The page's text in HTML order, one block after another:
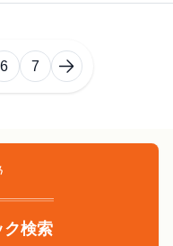
6 7
ク検索